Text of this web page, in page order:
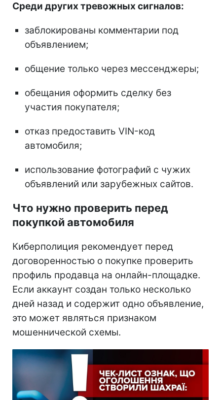
Среди других тревожных сигналов:
заблокированы комментарии под
объявлением;
общение только через мессенджеры;
обещания оформить сделку без
участия покупателя;
отказ предоставить VIN-код
автомобиля;
использование фотографий с чужих
объявлений или зарубежных сайтов.
Что нужно проверить перед
покупкой автомобиля
Киберполиция рекомендует перед
договоренностью о покупке проверить
профиль продавца на онлайн-площадке.
Если аккаунт создан только несколько
дней назад и содержит одно объявление,
это может являться признаком
мошеннической схемы.